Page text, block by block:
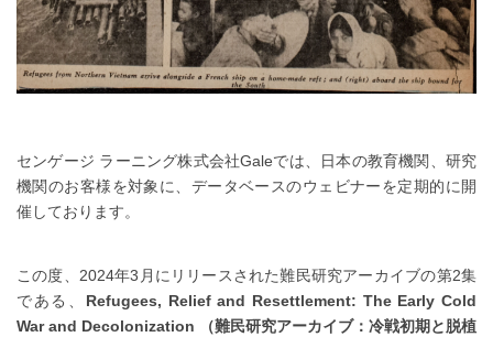
センゲージ ラーニング株式会社Galeでは、日本の教育機関、研究
機関のお客様を対象に、データベースのウェビナーを定期的に開
催しております。
この度、2024年3月にリリースされた難民研究アーカイブの第2集
である、 Refugees, Relief and Resettlement: The Early Cold
War and Decolonization （難民研究アーカイブ：冷戦初期と脱植